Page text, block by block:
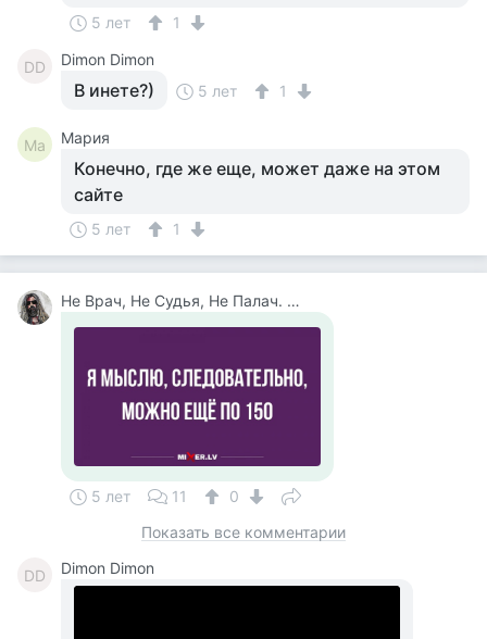
5 лет 1
DD Dimon Dimon
В инете?) 5 лет 1
Ма Мария
Конечно, где же еще, может даже на этом
сайте
5 лет 1
Не Врач, Не Судья, Не Палач. Веселюсь И Дурачусь
5 лет 11
0
Показать все комментарии
DD Dimon Dimon